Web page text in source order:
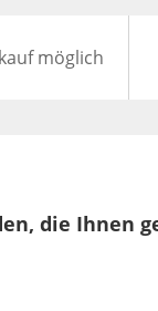
möglich
die Ihnen